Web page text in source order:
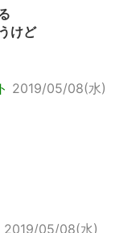
けど
2019/05/08(水)
2019/05/08(水)